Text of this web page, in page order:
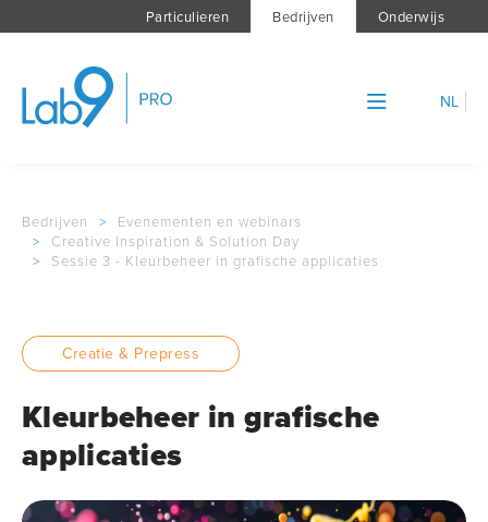
Particulieren Bedrijven Onderwijs
NL
Bedrijven >
Evenementen en webinars
>
Creative Inspiration & Solution Day
>
Sessie 3 - Kleurbeheer in grafische applicaties
Creatie & Prepress
Kleurbeheer in grafische
applicaties